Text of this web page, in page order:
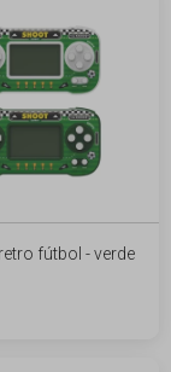
fútbol - verde